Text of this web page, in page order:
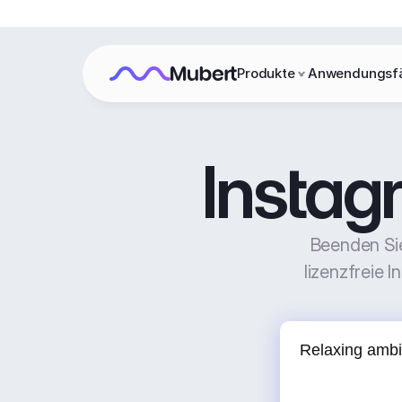
Beenden
lizenzfreie
Produkte